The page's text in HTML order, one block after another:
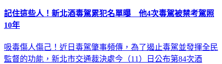
記住這些人！新北酒毒駕累犯名單曝 他4次毒駕被禁考駕照
10年
吸毒傷人傷己！近日毒駕肇事頻傳，為了遏止毒駕並發揮全民
監督的功能，新北市交通裁決處今（11）日公布第84次酒